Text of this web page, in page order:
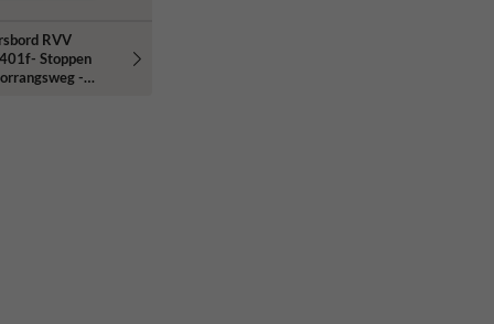
RVV
Stoppen
-